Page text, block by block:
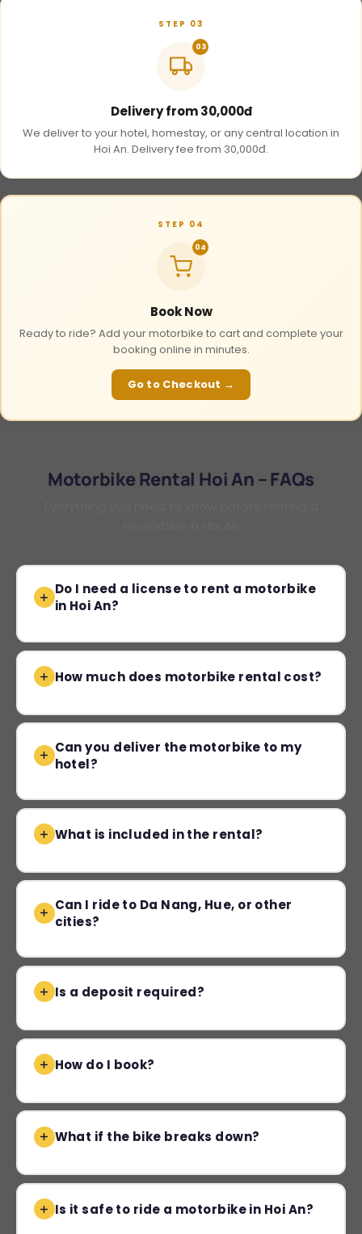
STEP 03
03
Delivery from 30,000đ
We deliver to your hotel, homestay, or any central location in
Hoi An. Delivery fee from 30,000đ.
STEP 04
04
Book Now
Ready to ride? Add your motorbike to cart and complete your
booking online in minutes.
Go to Checkout →
Motorbike Rental Hoi An – FAQs
Do I need a license to rent a motorbike
in Hoi An?
How much does motorbike rental cost?
Can you deliver the motorbike to my
hotel?
What is included in the rental?
Can I ride to Da Nang, Hue, or other
cities?
Is a deposit required?
How do I book?
What if the bike breaks down?
Is it safe to ride a motorbike in Hoi An?